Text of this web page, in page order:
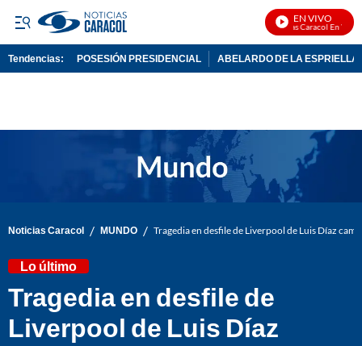
EN VIVO
Noticias Caracol En Vivo
Tendencias: POSESIÓN PRESIDENCIAL ABELARDO DE LA ESPRIELLA
Noticias Caracol / MUNDO / Tragedia en desfile de Liverpool de Luis Díaz
Lo último
Tragedia en desfile de
Liverpool de Luis Díaz